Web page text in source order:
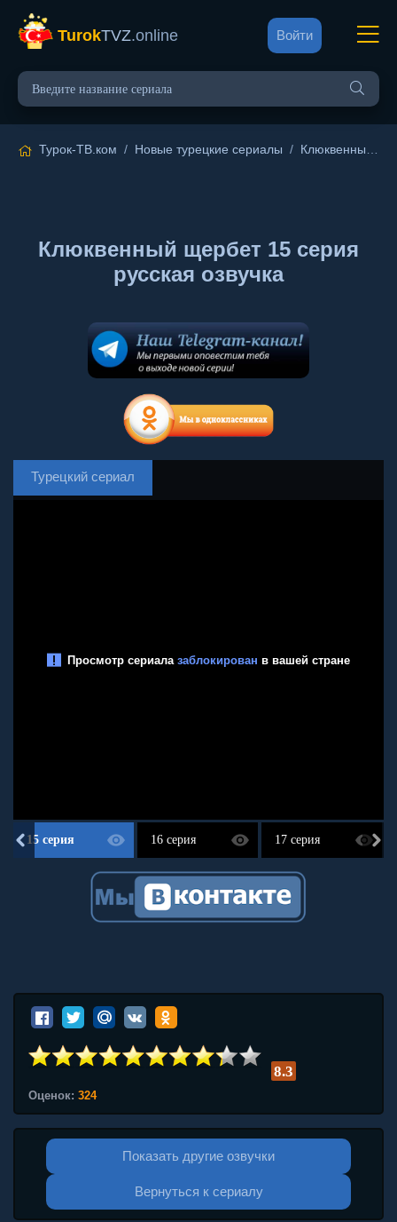
TurokTVZ.online Войти
Турок-ТВ.ком / Новые турецкие сериалы / Клюквенный щербет
Клюквенный щербет 15 серия
русская озвучка
Турецкий сериал
15 серия 16 серия 17 серия
8.3
Оценок: 324
Показать другие озвучки
Вернуться к сериалу